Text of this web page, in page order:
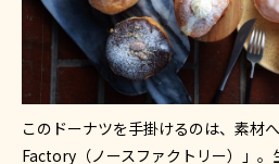
このドーナツを手掛けるのは、素材
Factory（ノースファクトリー）」。